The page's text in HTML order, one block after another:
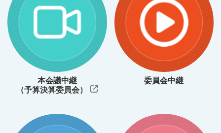
県議会の役割と権限
県議会のしくみと議案の流れ
委員会の概要
県議会のうつりかわり
県議会の取組
議員研修会
本会議中継
（予算決算委員会）
委員会中継